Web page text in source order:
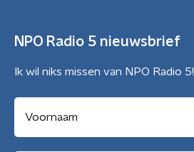
NPO Radio 5 nieuwsbrief
Ik wil niks missen van NPO Radio 5!